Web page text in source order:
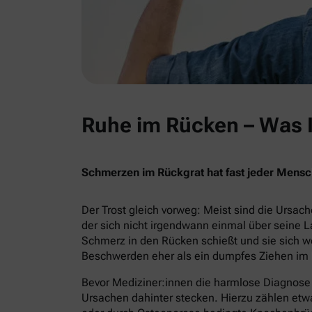
Ruhe im Rücken –
Schmerzen im Rückgrat hat fast jeder
Der Trost gleich vorweg: Meist sind die
der sich nicht irgendwann einmal über seine
Schmerz in den Rücken schießt und sie sich
Beschwerden eher als ein dumpfes Ziehen
Bevor Mediziner:innen die harmlose
Ursachen dahinter stecken. Hierzu zählen